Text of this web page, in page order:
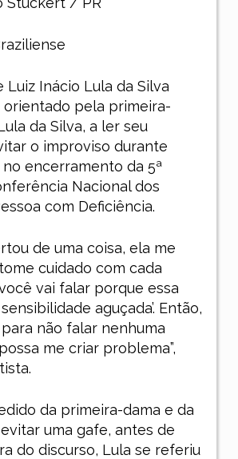
Luiz Inácio Lula da Silva
orientado pela primeira-
da Silva, a ler seu
o improviso durante
encerramento da 5ª
Nacional dos
com Deficiência.
de uma coisa, ela me
tome cuidado com cada
vai falar porque essa
aguçada’. Então,
não falar nenhuma
me criar problema”,
da primeira-dama e da
uma gafe, antes de
do discurso, Lula se referiu